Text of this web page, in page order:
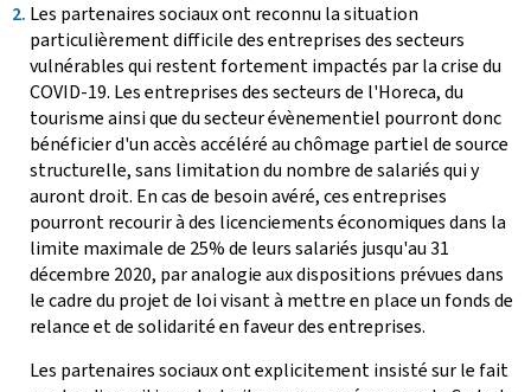
Les partenaires sociaux ont reconnu la situation
particulièrement difficile des entreprises des secteurs
vulnérables qui restent fortement impactés par la crise du
COVID-19. Les entreprises des secteurs de l'Horeca, du
tourisme ainsi que du secteur évènementiel pourront donc
bénéficier d'un accès accéléré au chômage partiel de source
structurelle, sans limitation du nombre de salariés qui y
auront droit. En cas de besoin avéré, ces entreprises
pourront recourir à des licenciements économiques dans la
limite maximale de 25% de leurs salariés jusqu'au 31
décembre 2020, par analogie aux dispositions prévues dans
le cadre du projet de loi visant à mettre en place un fonds de
relance et de solidarité en faveur des entreprises.
Les partenaires sociaux ont explicitement insisté sur le fait